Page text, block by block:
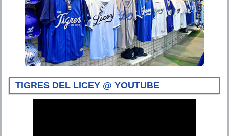
TIGRES DEL LICEY @ YOUTUBE